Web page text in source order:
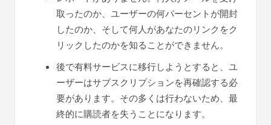
取ったのか、ユーザーの何パーセントが開封
したのか、そして何人があなたのリンクをク
リックしたのかを知ることができません。
後で有料サービスに移行しようとすると、ユ
ーザーはサブスクリプションを再確認する必
要があります。その多くは行わないため、最
終的に購読者を失うことになります。